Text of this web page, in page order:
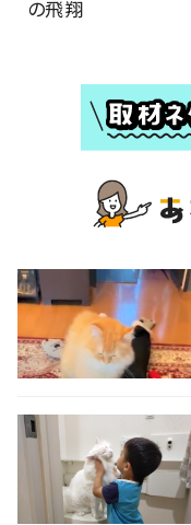
の飛翔